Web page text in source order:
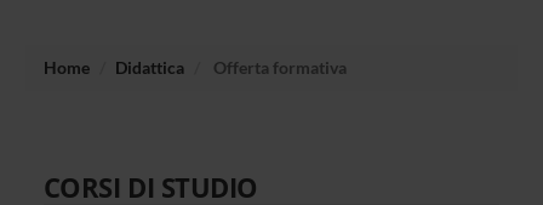
Home Didattica Offerta formativa
CORSI DI STUDIO